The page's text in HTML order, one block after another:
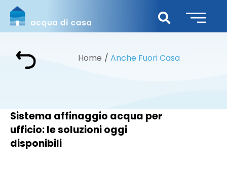
Home Anche Fuori Casa
Sistema affinaggio acqua per
ufficio: le soluzioni oggi
disponibili